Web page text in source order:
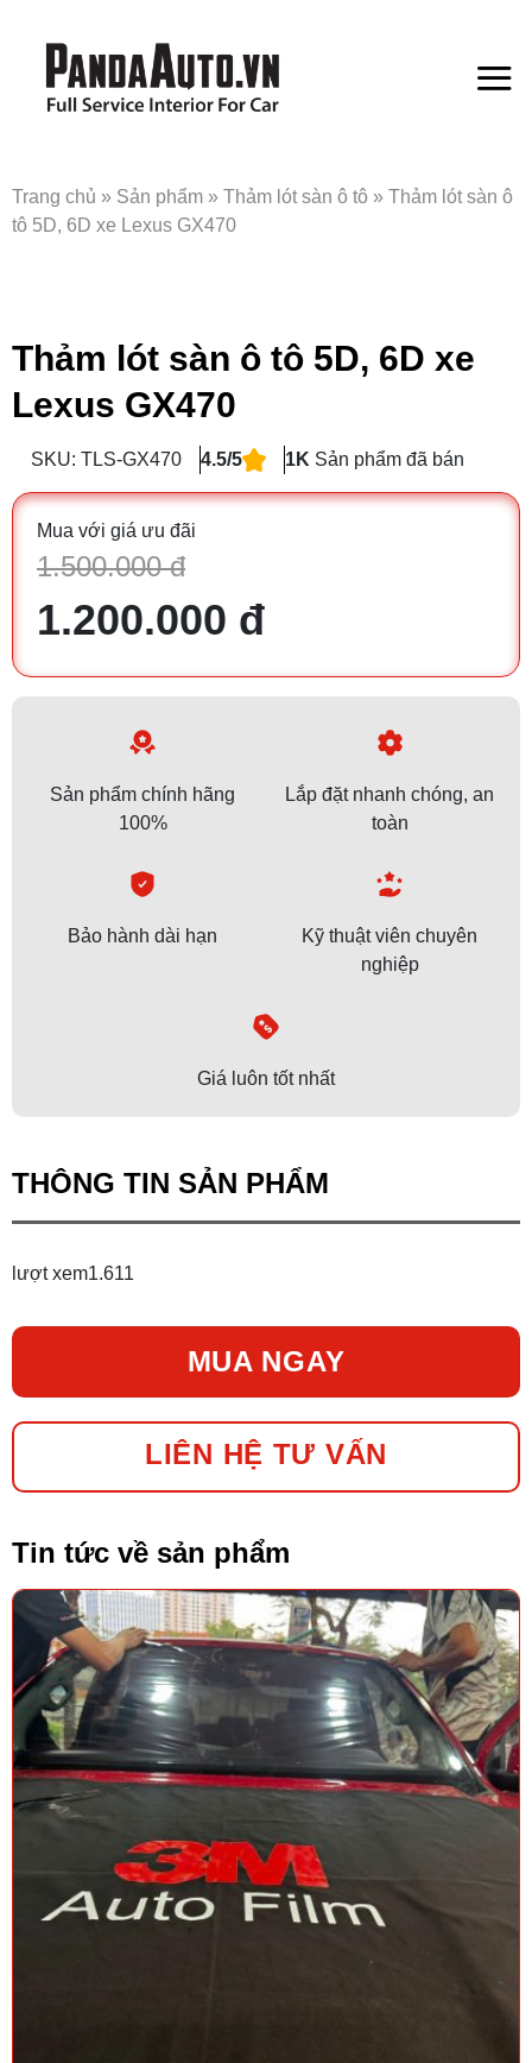
Trang chủ » Sản phẩm » Thảm lót sàn ô tô » Thảm lót sàn ô
tô 5D, 6D xe Lexus GX470
Thảm lót sàn ô tô 5D, 6D xe
Lexus GX470
SKU: TLS-GX470 4.5/5 1K Sản phẩm đã bán
Mua với giá ưu đãi
1.500.000 đ
1.200.000 đ
Sản phẩm chính hãng
100%
Lắp đặt nhanh chóng, an
toàn
Bảo hành dài hạn
Kỹ thuật viên chuyên
nghiệp
Giá luôn tốt nhất
THÔNG TIN SẢN PHẨM
lượt xem1.611
MUA NGAY
LIÊN HỆ TƯ VẤN
Tin tức về sản phẩm